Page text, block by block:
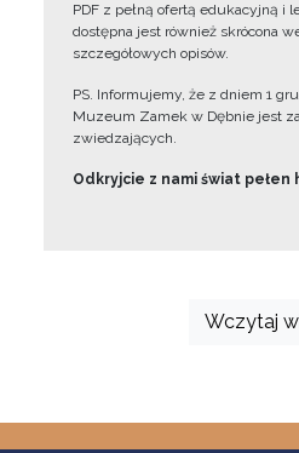
PDF z pełną ofertą edukacyjną i
dostępna jest również skrócona
szczegółowych opisów.
PS. Informujemy, że z dniem 1
Muzeum Zamek w Dębnie jest
zwiedzających.
Odkryjcie z nami świat pełen
Wczytaj